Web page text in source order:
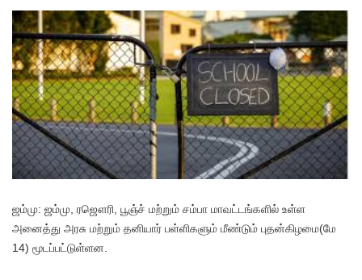
ஜம்மு: ஜம்மு, ரஜௌரி, பூஞ்ச் ​​மற்றும் சம்பா மாவட்டங்களில் உள்ள
அனைத்து அரசு மற்றும் தனியார் பள்ளிகளும் மீண்டும் புதன்கிழமை(மே
14) மூடப்பட்டுள்ளன.